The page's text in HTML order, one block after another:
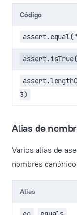
Código
3)
Alias de
Varios alias de
nombres
Alias